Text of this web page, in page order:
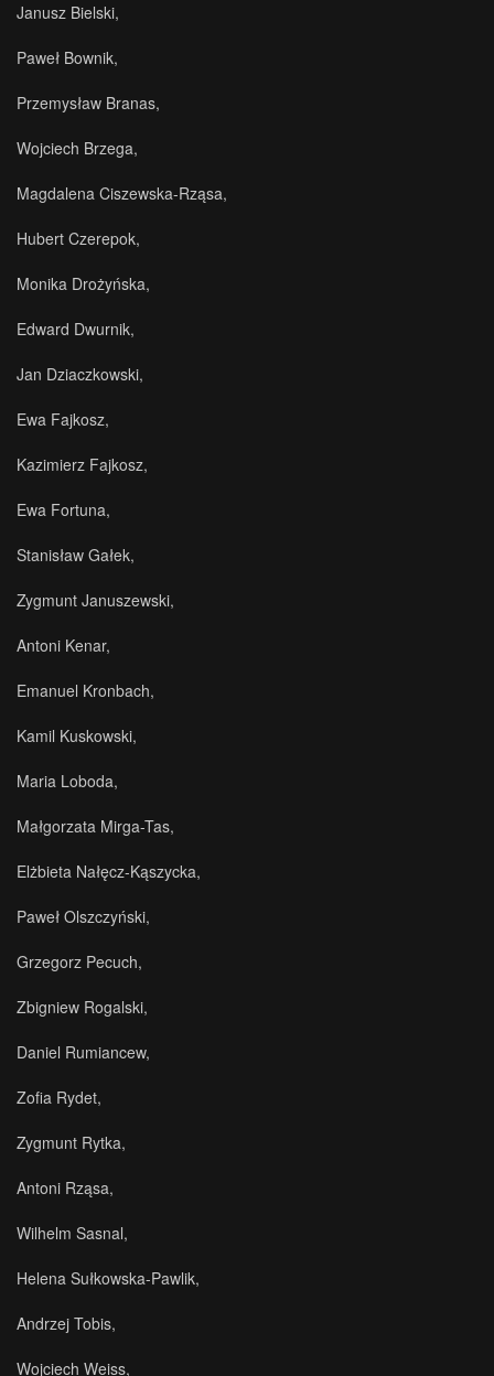
Janusz Bielski,
Paweł Bownik,
Przemysław Branas,
Wojciech Brzega,
Magdalena Ciszewska-Rząsa,
Hubert Czerepok,
Monika Drożyńska,
Edward Dwurnik,
Jan Dziaczkowski,
Ewa Fajkosz,
Kazimierz Fajkosz,
Ewa Fortuna,
Stanisław Gałek,
Zygmunt Januszewski,
Antoni Kenar,
Emanuel Kronbach,
Kamil Kuskowski,
Maria Loboda,
Małgorzata Mirga-Tas,
Elżbieta Nałęcz-Kąszycka,
Paweł Olszczyński,
Grzegorz Pecuch,
Zbigniew Rogalski,
Daniel Rumiancew,
Zofia Rydet,
Zygmunt Rytka,
Antoni Rząsa,
Wilhelm Sasnal,
Helena Sułkowska-Pawlik,
Andrzej Tobis,
Wojciech Weiss,